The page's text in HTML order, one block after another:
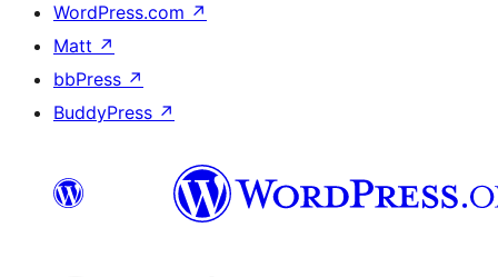
WordPress.com ↗
Matt ↗
bbPress ↗
BuddyPress ↗